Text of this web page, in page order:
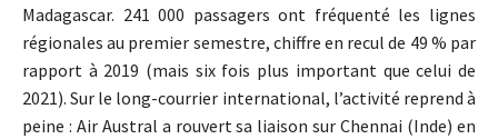
Madagascar. 241 000 passagers ont fréquenté les lignes
régionales au premier semestre, chiffre en recul de 49 % par
rapport à 2019 (mais six fois plus important que celui de
2021). Sur le long-courrier international, l’activité reprend à
peine : Air Austral a rouvert sa liaison sur Chennai (Inde) en